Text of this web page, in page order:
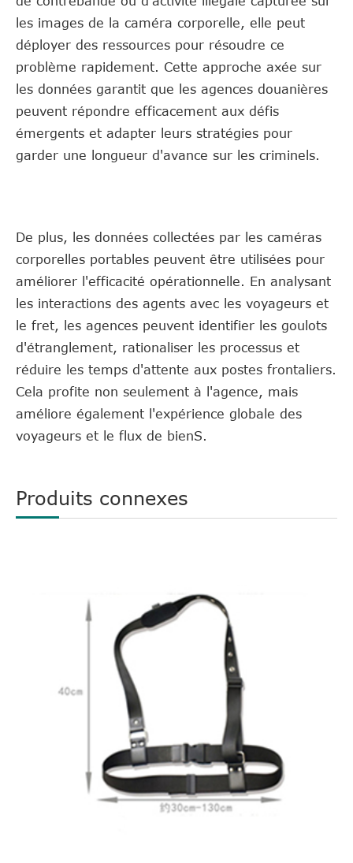
les images de la caméra corporelle, elle peut
déployer des ressources pour résoudre ce
problème rapidement. Cette approche axée sur
les données garantit que les agences douanières
peuvent répondre efficacement aux défis
émergents et adapter leurs stratégies pour
garder une longueur d'avance sur les criminels.
De plus, les données collectées par les caméras
corporelles portables peuvent être utilisées pour
améliorer l'efficacité opérationnelle. En analysant
les interactions des agents avec les voyageurs et
le fret, les agences peuvent identifier les goulots
d'étranglement, rationaliser les processus et
réduire les temps d'attente aux postes frontaliers.
Cela profite non seulement à l'agence, mais
améliore également l'expérience globale des
voyageurs et le flux de bienS.
Produits connexes